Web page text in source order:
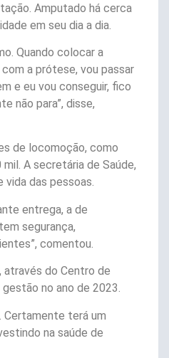
Amputado há cerca
em seu dia a dia.
Quando colocar a
a prótese, vou passar
e eu vou conseguir, fico
não para”, disse,
de locomoção, como
A secretária de Saúde,
vida das pessoas.
entrega, a de
segurança,
comentou.
do Centro de
no ano de 2023.
Certamente terá um
na saúde de